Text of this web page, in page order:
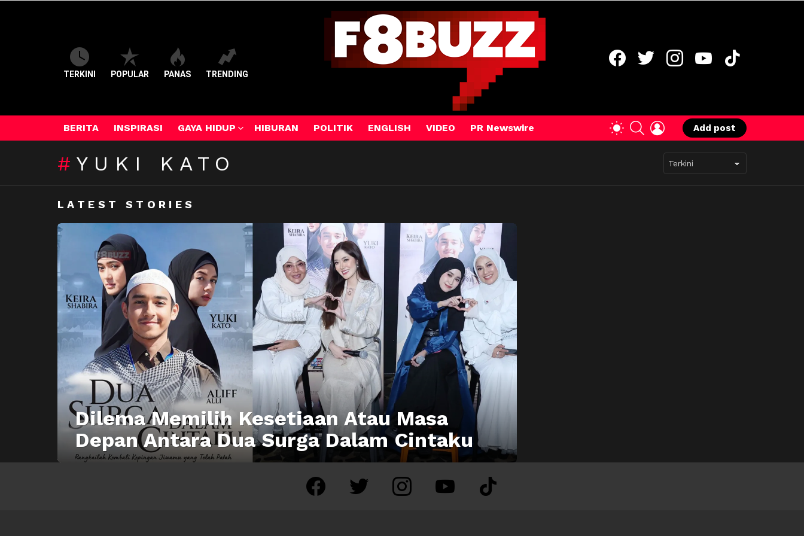
TERKINI POPULAR PANAS TRENDING
BERITA INSPIRASI GAYA HIDUP HIBURAN POLITIK ENGLISH VIDEO PR Newswire
SWITCHSEARCHLOGIN
Add post
YUKI KATO
LATEST STORIES
Dilema Memilih Kesetiaan Atau Masa
Depan Antara Dua Surga Dalam Cintaku
facebook twitter instagram youtube tiktok